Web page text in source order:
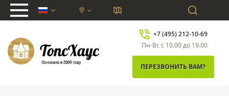
chevron_down
+7 (495) 212-10-69
Пн-Вс с 10.00 до 19.00
ПЕРЕЗВОНИТЬ ВАМ?